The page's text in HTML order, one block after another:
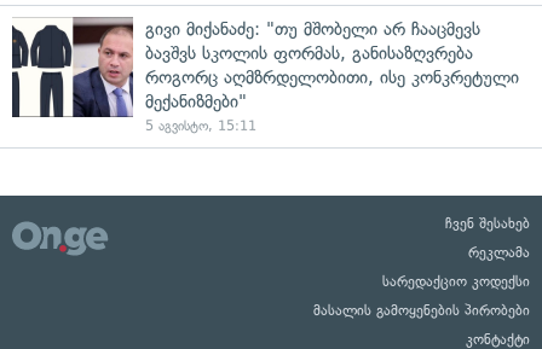
გივი მიქანაძე: "თუ მშობელი არ ჩააცმევს
ბავშვს სკოლის ფორმას, განისაზღვრება
როგორც აღმზრდელობითი, ისე კონკრეტული
მექანიზმები"
5 აგვისტო, 15:11
ჩვენ შესახებ
რეკლამა
სარედაქციო კოდექსი
მასალის გამოყენების პირობები
კონტაქტი